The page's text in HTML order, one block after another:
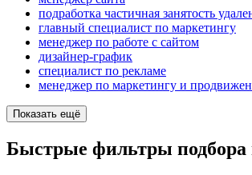
подработка частичная занятость
главный специалист по маркетингу
менеджер по работе с сайтом
дизайнер-график
специалист по рекламе
менеджер по маркетингу и
Показать ещё
Быстрые фильтры подбора